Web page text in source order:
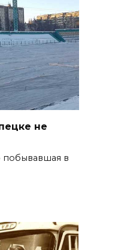
не
побывавшая в